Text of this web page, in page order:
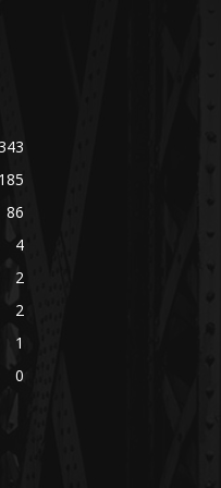
185
86
4
2
2
1
0